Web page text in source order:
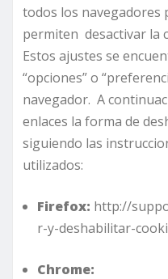
todos los navegadores
permiten desactivar la
Estos ajustes se
“opciones” o
navegador. A
enlaces la forma de
siguiendo las
utilizados:
Firefox: http://
r-y-deshabilitar-
Chrome: